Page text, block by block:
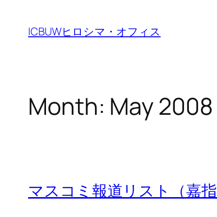
content
ICBUWヒロシマ・オフィス
Month: May 2008
マスコミ報道リスト（嘉